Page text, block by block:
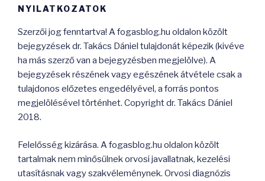
NYILATKOZATOK
Szerzői jog fenntartva! A fogasblog.hu oldalon közölt
bejegyzések dr. Takács Dániel tulajdonát képezik (kivéve
ha más szerző van a bejegyzésben megjelölve). A
bejegyzések részének vagy egészének átvétele csak a
tulajdonos előzetes engedélyével, a forrás pontos
megjelölésével történhet. Copyright dr. Takács Dániel
2018.
Felelősség kizárása. A fogasblog.hu oldalon közölt
tartalmak nem minősülnek orvosi javallatnak, kezelési
utasításnak vagy szakvéleménynek. Orvosi diagnózis